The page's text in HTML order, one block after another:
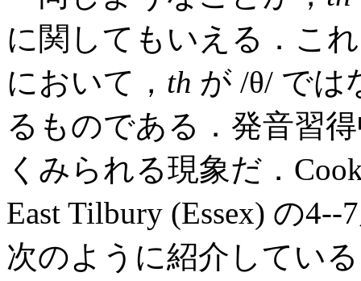
に関してもいえる．こ
において， th が /θ/ では
るものである．発音習
くみられる現象だ．
East Tilbury (Essex) の
次のように紹介してい